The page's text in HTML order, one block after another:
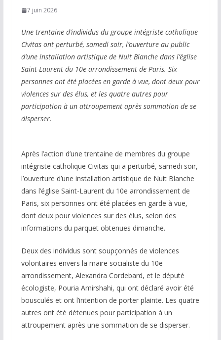
7 juin 2026
Une trentaine d’individus du groupe intégriste catholique
Civitas ont perturbé, samedi soir, l’ouverture au public
d’une installation artistique de Nuit Blanche dans l’église
Saint-Laurent du 10e arrondissement de Paris. Six
personnes ont été placées en garde à vue, dont deux pour
violences sur des élus, et les quatre autres pour
participation à un attroupement après sommation de se
disperser.
Après l’action d’une trentaine de membres du groupe
intégriste catholique Civitas qui a perturbé, samedi soir,
l’ouverture d’une installation artistique de Nuit Blanche
dans l’église Saint-Laurent du 10e arrondissement de
Paris, six personnes ont été placées en garde à vue,
dont deux pour violences sur des élus, selon des
informations du parquet obtenues dimanche.
Deux des individus sont soupçonnés de violences
volontaires envers la maire socialiste du 10e
arrondissement, Alexandra Cordebard, et le député
écologiste, Pouria Amirshahi, qui ont déclaré avoir été
bousculés et ont l’intention de porter plainte. Les quatre
autres ont été détenues pour participation à un
attroupement après une sommation de se disperser.